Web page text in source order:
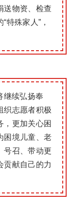
送物资、检查
特殊家人”，
继续弘扬奉
织志愿者积极
，更加关心困
困境儿童、老
号召、带动更
贡献自己的力